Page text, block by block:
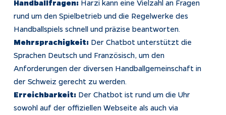
Handballfragen:Harzi kann eine Vielzahl an Fragen
rund um den Spielbetrieb und die Regelwerke des
Handballspiels schnell und präzise beantworten.
Mehrsprachigkeit:Der Chatbot unterstützt die
Sprachen Deutsch und Französisch, um den
Anforderungen der diversen Handballgemeinschaft in
der Schweiz gerecht zu werden.
Erreichbarkeit:Der Chatbot ist rund um die Uhr
sowohl auf der offiziellen Webseite als auch via